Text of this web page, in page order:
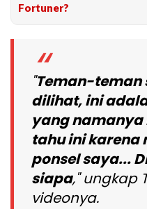
Fortuner?
"Teman-teman
dilihat, ini
yang namanya
tahu ini karena
ponsel saya...
siapa," ungkap
videonya.